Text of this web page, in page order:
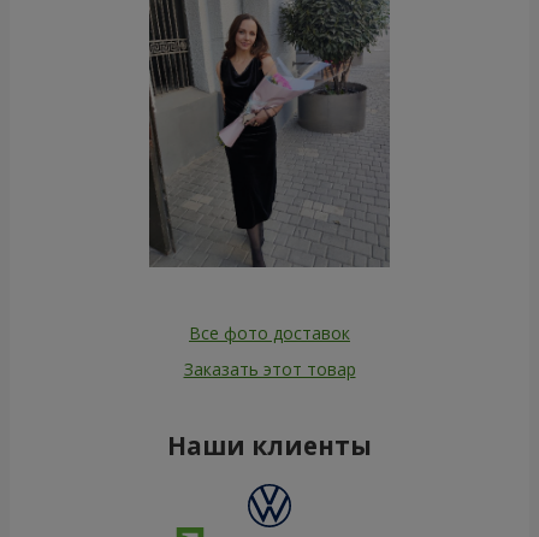
Все фото доставок
Заказать этот товар
Наши клиенты